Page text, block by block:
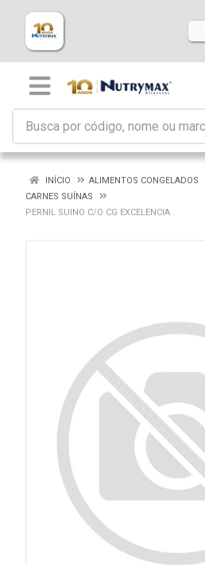
INÍCIO
ALIMENTOS CONGELADOS
CARNES SUÍNAS
PERNIL SUINO C/O CG EXCELENCIA